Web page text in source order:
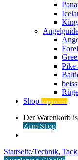
Angelguide
Shop supporten
Warenkorb
ansehen
Der Warenkorb
Zum Shop
Startseite/Technik,